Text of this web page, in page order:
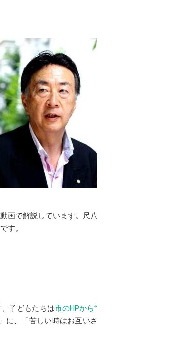
画で解説しています。尺八
す。
子どもたちは市のHPから※
に、「苦しい時はお互いさ